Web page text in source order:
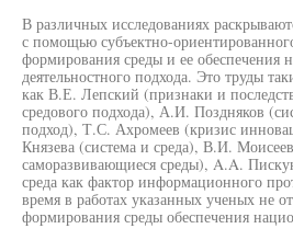
В различных исследованиях
с помощью субъектно-
формирования среды и ее обеспечения
деятельностного подхода. Это труды
как В.Е. Лепский (признаки и
средового подхода), А.И. Поздняков
подход), Т.С. Ахромеев (кризис
Князева (система и среда), В.И.
саморазвивающиеся среды), A.A.
среда как фактор информационного
время в работах указанных ученых не
формирования среды обеспечения